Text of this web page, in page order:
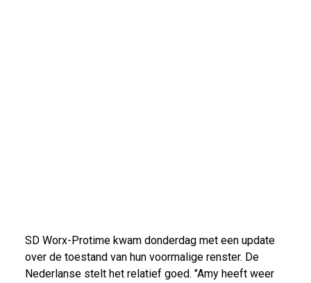
SD Worx-Protime kwam donderdag met een update
over de toestand van hun voormalige renster. De
Nederlanse stelt het relatief goed. "Amy heeft weer